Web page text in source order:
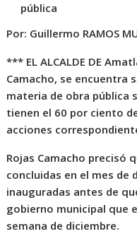
pública
Por: Guillermo RAMOS
*** EL ALCALDE DE
Camacho, se encuentra
materia de obra pública
tienen el 60 por ciento
acciones
Rojas Camacho precisó
concluidas en el mes de
inauguradas antes de
gobierno municipal que
semana de diciembre.